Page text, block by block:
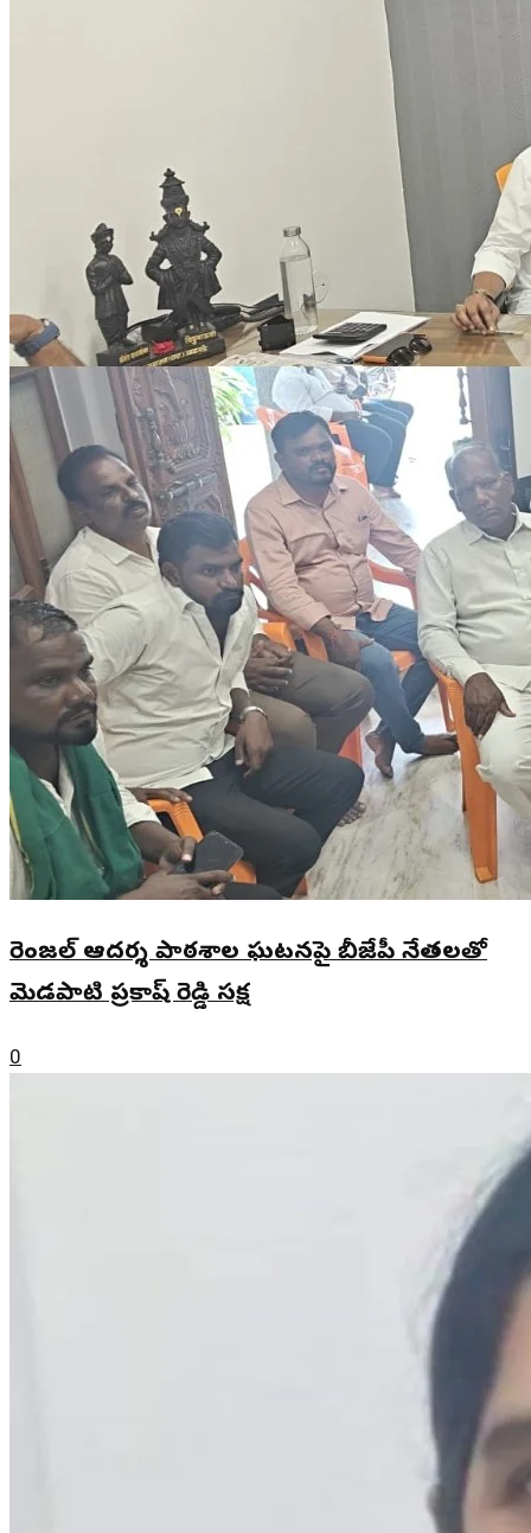
రెంజల్ ఆదర్శ పాఠశాల ఘటనపై బీజేపీ నేతలతో
మెడపాటి ప్రకాష్ రెడ్డి సమీక్ష
0